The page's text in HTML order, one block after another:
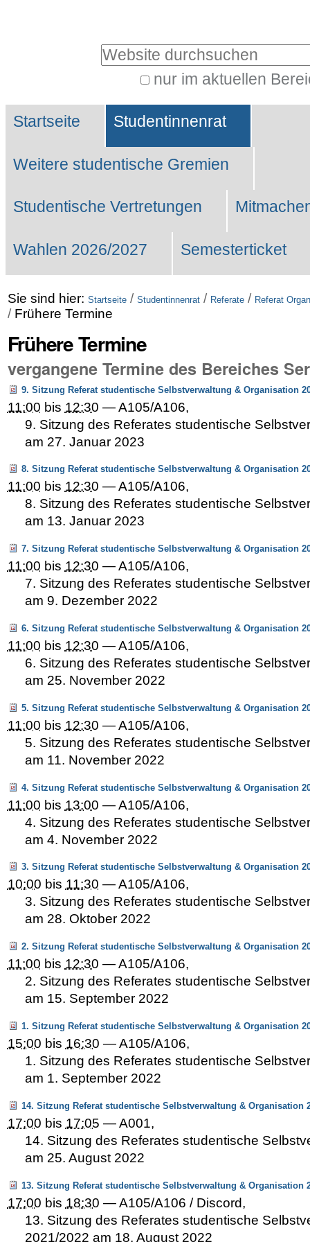
Website durchsuchen
nur im aktuellen
Suche…
Sektionen
Startseite Studentinnenrat
Weitere studentische Gremien
Studentische Vertretungen
Wahlen 2026/2027 Semesterticket
Sie sind hier: Startseite / Studentinnenrat / Referate / Referat
/ Frühere Termine
Frühere Termine
vergangene Termine des Bereiches
9. Sitzung Referat studentische Selbstverwaltung & Organisation
11:00 bis 12:30 —A105/A106,
9. Sitzung des Referates studentische
am 27. Januar 2023
8. Sitzung Referat studentische Selbstverwaltung & Organisation
11:00 bis 12:30 —A105/A106,
8. Sitzung des Referates studentische
am 13. Januar 2023
7. Sitzung Referat studentische Selbstverwaltung & Organisation
11:00 bis 12:30 —A105/A106,
7. Sitzung des Referates studentische
am 9. Dezember 2022
6. Sitzung Referat studentische Selbstverwaltung & Organisation
11:00 bis 12:30 —A105/A106,
6. Sitzung des Referates studentische
am 25. November 2022
5. Sitzung Referat studentische Selbstverwaltung & Organisation
11:00 bis 12:30 —A105/A106,
5. Sitzung des Referates studentische
am 11. November 2022
4. Sitzung Referat studentische Selbstverwaltung & Organisation
11:00 bis 13:00 —A105/A106,
4. Sitzung des Referates studentische
am 4. November 2022
3. Sitzung Referat studentische Selbstverwaltung & Organisation
10:00 bis 11:30 —A105/A106,
3. Sitzung des Referates studentische
am 28. Oktober 2022
2. Sitzung Referat studentische Selbstverwaltung & Organisation
11:00 bis 12:30 —A105/A106,
2. Sitzung des Referates studentische
am 15. September 2022
1. Sitzung Referat studentische Selbstverwaltung & Organisation
15:00 bis 16:30 —A105/A106,
1. Sitzung des Referates studentische
am 1. September 2022
14. Sitzung Referat studentische Selbstverwaltung & Organisation
17:00 bis 17:05 —A001,
14. Sitzung des Referates studentische
am 25. August 2022
13. Sitzung Referat studentische Selbstverwaltung & Organisation
17:00 bis 18:30 —A105/A106 / Discord,
13. Sitzung des Referates studentische
2021/2022 am 18. August 2022